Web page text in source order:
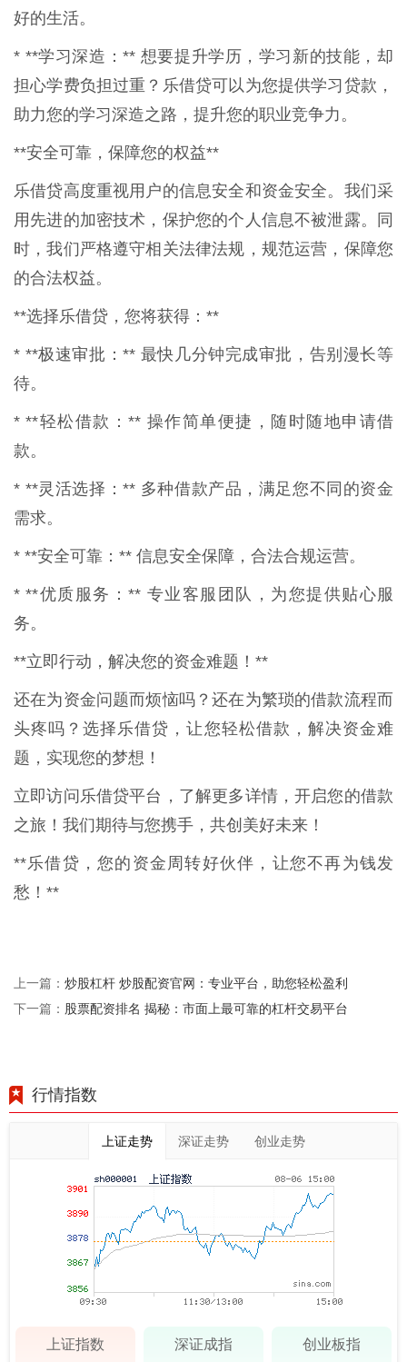
好的生活。
* **学习深造：** 想要提升学历，学习新的技能，却
担心学费负担过重？乐借贷可以为您提供学习贷款，
助力您的学习深造之路，提升您的职业竞争力。
**安全可靠，保障您的权益**
乐借贷高度重视用户的信息安全和资金安全。我们采
用先进的加密技术，保护您的个人信息不被泄露。同
时，我们严格遵守相关法律法规，规范运营，保障您
的合法权益。
**选择乐借贷，您将获得：**
* **极速审批：** 最快几分钟完成审批，告别漫长等
待。
* **轻松借款：** 操作简单便捷，随时随地申请借
款。
* **灵活选择：** 多种借款产品，满足您不同的资金
需求。
* **安全可靠：** 信息安全保障，合法合规运营。
* **优质服务：** 专业客服团队，为您提供贴心服
务。
**立即行动，解决您的资金难题！**
还在为资金问题而烦恼吗？还在为繁琐的借款流程而
头疼吗？选择乐借贷，让您轻松借款，解决资金难
题，实现您的梦想！
立即访问乐借贷平台，了解更多详情，开启您的借款
之旅！我们期待与您携手，共创美好未来！
**乐借贷，您的资金周转好伙伴，让您不再为钱发
愁！**
上一篇： 炒股杠杆 炒股配资官网：专业平台，助您轻松盈利
下一篇： 股票配资排名 揭秘：市面上最可靠的杠杆交易平台
行情指数
上证走势 深证走势 创业走势
上证指数 深证成指 创业板指